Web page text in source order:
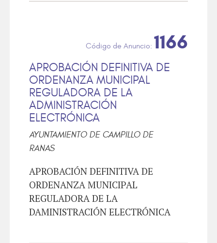
APROBACIÓN DEFINITIVA DE
ORDENANZA MUNICIPAL
REGULADORA DE LA
ADMINISTRACIÓN
ELECTRÓNICA
AYUNTAMIENTO DE CAMPILLO DE
RANAS
1166
APROBACIÓN DEFINITIVA DE
ORDENANZA MUNICIPAL
REGULADORA DE LA
DAMINISTRACIÓN ELECTRÓNICA